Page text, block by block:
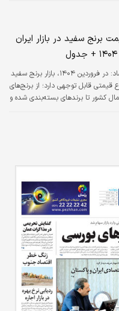
نفروشند و این روزها حتی به
هزار تومان هم حاضر به فروش
برنج سفید در بازار ایران
دنیای اقتصاد: در فروردین ۱۴۰۴، بازار برنج سفید
قیمتی قابل توجهی دارد؛ از برنج‌های
کشور تا برندهای بسته‌بندی شده و
سفید موجود در بازار پرداخته‌ایم تا به
کنیم بهترین انتخاب را با توجه به
خود داشته باشند.